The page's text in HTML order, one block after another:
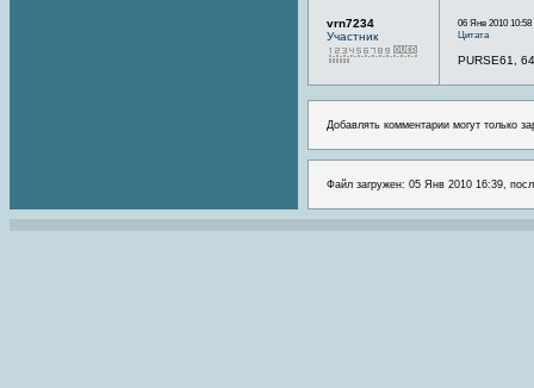
vrn7234
Участник
06 Янв 2010 10:58
Цитата
PURSE61,
Добавлять комментарии могут только
Файл загружен: 05 Янв 2010 16:39,